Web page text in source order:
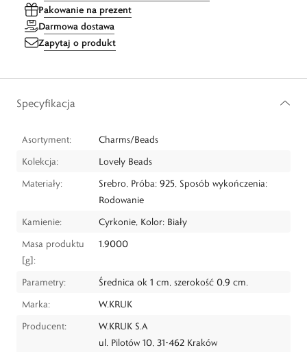
Pakowanie na prezent
Darmowa dostawa
Zapytaj o produkt
Specyfikacja
Asortyment:
Charms/Beads
Kolekcja:
Lovely Beads
Materiały:
Srebro, Próba: 925, Sposób wykończenia:
Rodowanie
Kamienie:
Cyrkonie, Kolor: Biały
Masa produktu
[g]:
1.9000
Parametry:
Średnica ok 1 cm, szerokość 0,9 cm.
Marka:
W.KRUK
Producent:
W.KRUK S.A
ul. Pilotów 10, 31-462 Kraków